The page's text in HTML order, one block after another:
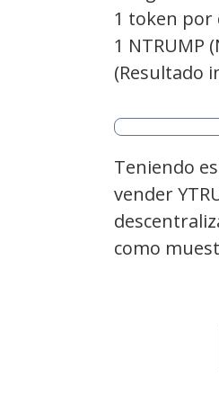
1 token por
1 NTRUMP
(Resultado
Teniendo
vender
como